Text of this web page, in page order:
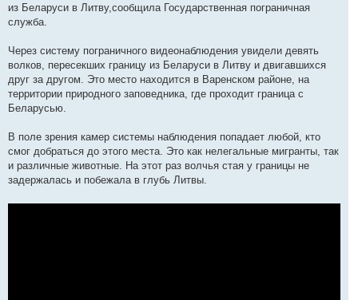
щ
е
н
е
из Беларуси в Литву,сообщила Государственная пограничная
служба.
Через систему пограничного видеонаблюдения увидели девять
волков, пересекших границу из Беларуси в Литву и двигавшихся
друг за другом. Это место находится в Варенском районе, на
территории природного заповедника, где проходит граница с
Беларусью.
В поле зрения камер системы наблюдения попадает любой, кто
смог добраться до этого места. Это как нелегальные мигранты, так
и различные животные. На этот раз волчья стая у границы не
задержалась и побежала в глубь Литвы.